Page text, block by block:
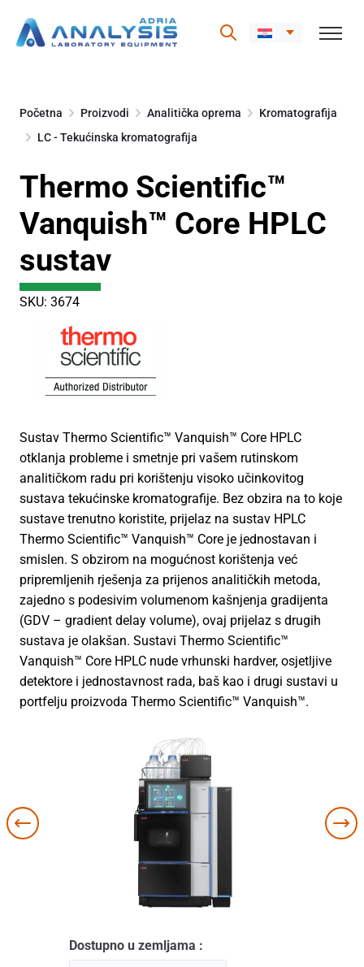
content
Početna Proizvodi Analitička oprema
Kromatografija
LC - Tekućinska kromatografija
Thermo Scientific™
Vanquish™ Core HPLC
sustav
SKU: 3674
Sustav Thermo Scientific™ Vanquish™ Core HPLC
otklanja probleme i smetnje pri vašem rutinskom
analitičkom radu pri korištenju visoko učinkovitog
sustava tekućinske kromatografije. Bez obzira na to koje
sustave trenutno koristite, prijelaz na sustav HPLC
Thermo Scientific™ Vanquish™ Core je jednostavan i
smislen. S obzirom na mogućnost korištenja već
pripremljenih rješenja za prijenos analitičkih metoda,
zajedno s podesivim volumenom kašnjenja gradijenta
(GDV – gradient delay volume), ovaj prijelaz s drugih
sustava je olakšan. Sustavi Thermo Scientific™
Vanquish™ Core HPLC nude vrhunski hardver, osjetljive
detektore i jednostavnost rada, baš kao i drugi sustavi u
portfelju proizvoda Thermo Scientific™ Vanquish™.
Dostupno u zemljama :